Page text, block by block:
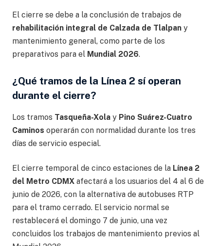
El cierre se debe a la conclusión de trabajos de
rehabilitación integral de Calzada de Tlalpan y
mantenimiento general, como parte de los
preparativos para el Mundial 2026.
¿Qué tramos de la Línea 2 sí operan
durante el cierre?
Los tramos Tasqueña-Xola y Pino Suárez-Cuatro
Caminos operarán con normalidad durante los tres
días de servicio especial.
El cierre temporal de cinco estaciones de la Línea 2
del Metro CDMX afectará a los usuarios del 4 al 6 de
junio de 2026, con la alternativa de autobuses RTP
para el tramo cerrado. El servicio normal se
restablecerá el domingo 7 de junio, una vez
concluidos los trabajos de mantenimiento previos al